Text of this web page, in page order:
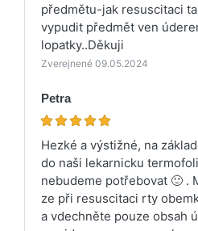
předmětu-jak resuscitaci
vypudit předmět ven
lopatky..Děkuji
Zverejnené 09.05.2024
Petra
Hezké a výstižné, na
do naši lekarnicku
nebudeme potřebovat 🙂 .
ze při resuscitaci rty
a vdechněte pouze obsah